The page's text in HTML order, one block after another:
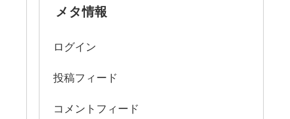
メタ情報
ログイン
投稿フィード
コメントフィード